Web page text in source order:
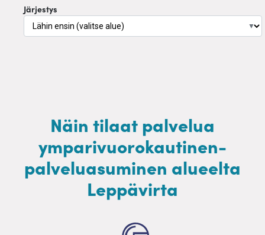
Järjestys
▼
Näin tilaat palvelua
ymparivuorokautinen-
palveluasuminen alueelta
Leppävirta